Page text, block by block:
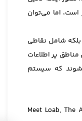
اما می‌توان
شامل نقاطی
پر اطلاعات
که سیستم